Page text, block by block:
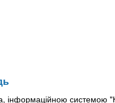
інформаційною системою